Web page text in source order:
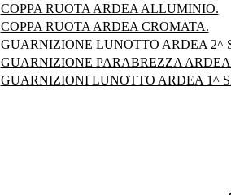
COPPA RUOTA ARDEA ALLUMINIO.
COPPA RUOTA ARDEA CROMATA.
GUARNIZIONE LUNOTTO ARDEA 2^
GUARNIZIONE PARABREZZA
GUARNIZIONI LUNOTTO ARDEA 1^